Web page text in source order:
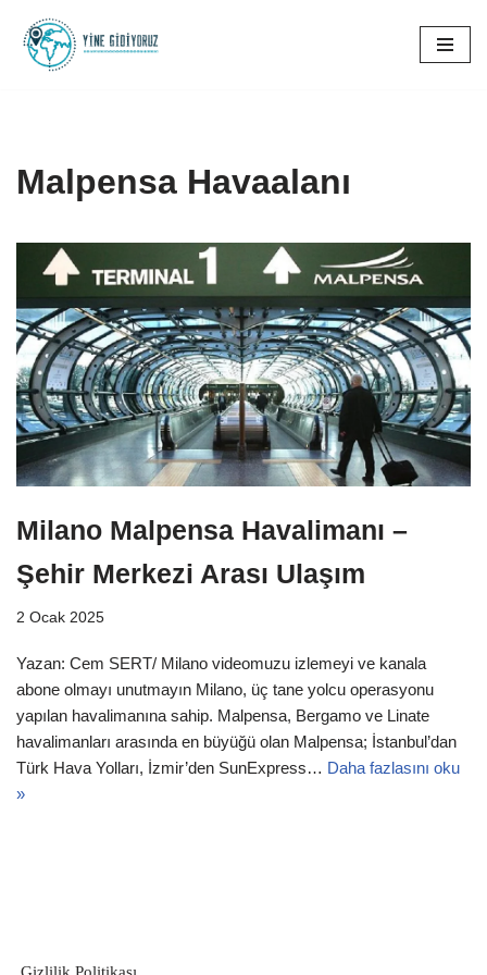
İçeriğe
Malpensa Havaalanı
Milano Malpensa Havalimanı –
Şehir Merkezi Arası Ulaşım
2 Ocak 2025
Yazan: Cem SERT/ Milano videomuzu izlemeyi ve kanala
abone olmayı unutmayın Milano, üç tane yolcu operasyonu
yapılan havalimanına sahip. Malpensa, Bergamo ve Linate
havalimanları arasında en büyüğü olan Malpensa; İstanbul’dan
Türk Hava Yolları, İzmir’den SunExpress… Daha fazlasını oku
»